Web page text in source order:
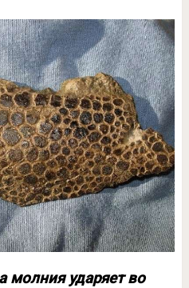
молния ударяет во